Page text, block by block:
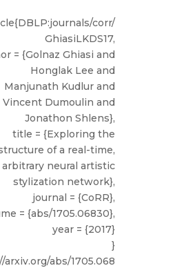
corr/
GhiasiLKDS17,
= {Golnaz Ghiasi and
Honglak Lee and
Manjunath Kudlur and
Vincent Dumoulin and
Jonathon Shlens},
title = {Exploring the
of a real-time,
arbitrary neural artistic
stylization network},
journal = {CoRR},
= {abs/1705.06830},
year = {2017}
}
arxiv.org/abs/1705.068